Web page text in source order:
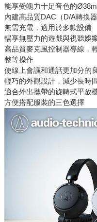
能享受魄力十足音色的
內建高品質DAC（D/A轉換器
無需充電，適用於多款設備
暢享無壓力的遊戲與視聽娛
高品質麥克風控制器導線，
整等操作
使線上會議和通話更加分的
輕巧的外觀設計，減少長時
適合外出攜帶的旋轉式平放
方便搭配服裝的三色選擇